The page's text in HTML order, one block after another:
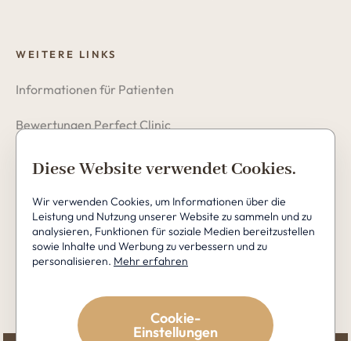
WEITERE LINKS
Informationen für Patienten
Bewertungen Perfect Clinic
Datenschutzerklärung
Cookies
Diese Website verwendet Cookies.
Wir verwenden Cookies, um Informationen über die
Leistung und Nutzung unserer Website zu sammeln und zu
analysieren, Funktionen für soziale Medien bereitzustellen
sowie Inhalte und Werbung zu verbessern und zu
personalisieren. Mehr erfahren
Cookie-
Einstellungen